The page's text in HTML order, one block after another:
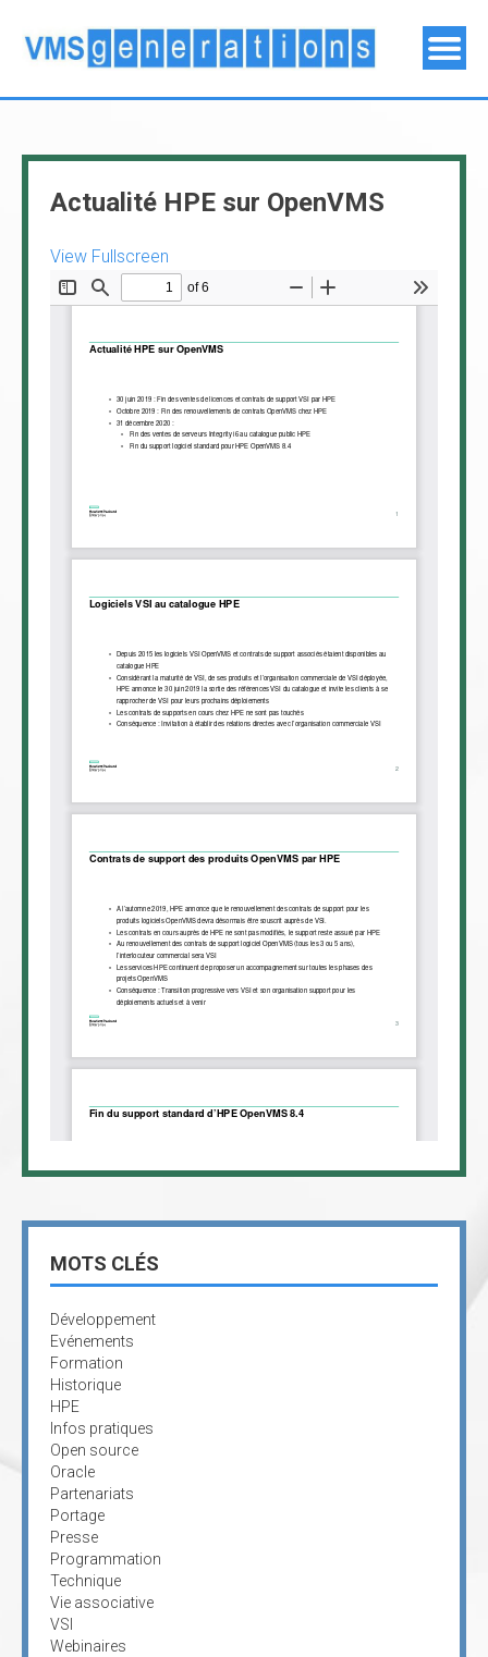
Actualité HPE sur OpenVMS
View Fullscreen
MOTS CLÉS
Développement
Evénements
Formation
Historique
HPE
Infos pratiques
Open source
Oracle
Partenariats
Portage
Presse
Programmation
Technique
Vie associative
VSI
Webinaires